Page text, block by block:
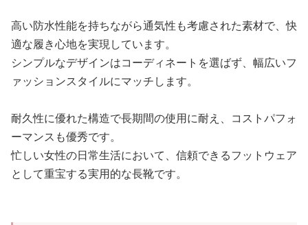
高い防水性能を持ちながら通気性も考慮された素材で、快
適な履き心地を実現しています。
シンプルなデザインはコーディネートを選ばず、幅広いフ
ァッションスタイルにマッチします。
耐久性に優れた構造で長期間の使用に耐え、コストパフォ
ーマンスも優秀です。
忙しい女性の日常生活において、信頼できるフットウェア
として重宝する実用的な長靴です。